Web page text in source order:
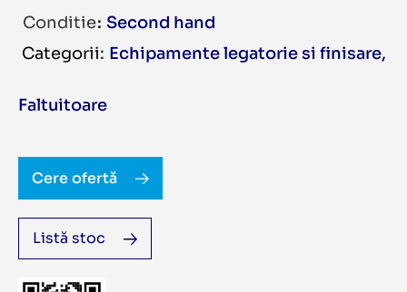
Conditie Second hand
Echipamente legatorie si finisare
Faltuitoare
Cere ofertă
Listă stoc